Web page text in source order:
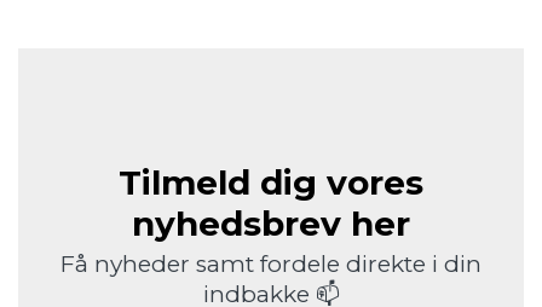
Tilmeld dig vores
nyhedsbrev her
Få nyheder samt fordele direkte i din
indbakke 📫